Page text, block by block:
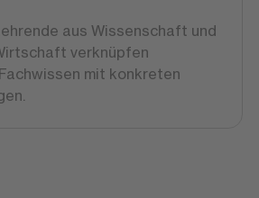
aus Wissenschaft und
verknüpfen
mit konkreten